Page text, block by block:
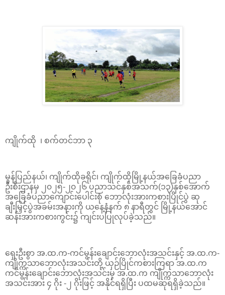
ကျိုက်ထို ၊ စက်တင်ဘာ ၃
မွန်ပြည်နယ်၊ ကျိုက်ထိုခရိုင်၊ ကျိုက်ထိုမြို့နယ်အခြေခံပညာ
ဦးစီးဌာနမှ ၂၀၂၅-၂၀၂၆ ပညာသင်နှစ်အသက်(၁၃)နှစ်အောက်
အခြေခံပညာကျောင်းပေါင်းစုံ ဘောလုံးအားကစားပြိုင်ပွဲ ဆု
ချီးမြှင့်ပွဲအခမ်းအနားကို ယနေ့နံနက် ၈ နာရီတွင် မြို့နယ်အောင်
ဆန်းအားကစားကွင်း၌ ကျင်းပပြုလုပ်ခဲ့သည်။
ရှေးဦးစွာ အ.ထ.က-ကင်မွန်းချောင်းဘောလုံးအသင်းနှင့် အ.ထ.က-
ကျိုက္ကသာဘောလုံးအသင်းတို့ ယှဉ်ပြိုင်ကစားကြရာ အ.ထ.က
ကင်မွန်းချောင်းဘောလုံးအသင်းမှ အ.ထ.က ကျိုက္ကသာဘောလုံး
အသင်းအား ၄ ဂိုး -၂ ဂိုးဖြင့် အနိုင်ရရှိပြီး ပထမဆုရရှိခဲ့သည်။